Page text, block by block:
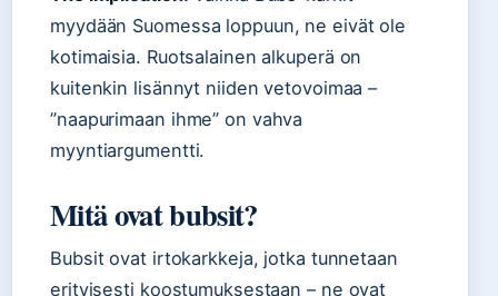
myydään Suomessa loppuun, ne eivät ole
kotimaisia. Ruotsalainen alkuperä on
kuitenkin lisännyt niiden vetovoimaa –
”naapurimaan ihme” on vahva
myyntiargumentti.
Mitä ovat bubsit?
Bubsit ovat irtokarkkeja, jotka tunnetaan
erityisesti koostumuksestaan – ne ovat